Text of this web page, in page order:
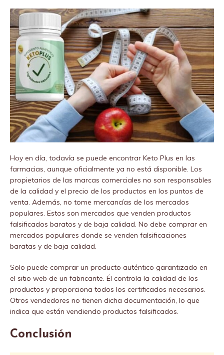
Hoy en día, todavía se puede encontrar Keto Plus en las
farmacias, aunque oficialmente ya no está disponible. Los
propietarios de las marcas comerciales no son responsables
de la calidad y el precio de los productos en los puntos de
venta. Además, no tome mercancías de los mercados
populares. Estos son mercados que venden productos
falsificados baratos y de baja calidad. No debe comprar en
mercados populares donde se venden falsificaciones
baratas y de baja calidad.
Solo puede comprar un producto auténtico garantizado en
el sitio web de un fabricante. Él controla la calidad de los
productos y proporciona todos los certificados necesarios.
Otros vendedores no tienen dicha documentación, lo que
indica que están vendiendo productos falsificados.
Conclusión